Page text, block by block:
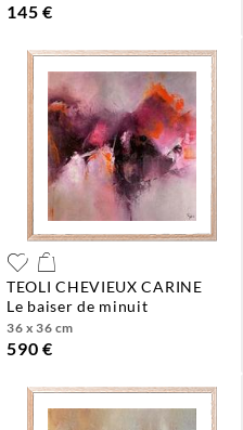
145 €
TEOLI CHEVIEUX CARINE
le baiser de minuit
36 x 36 cm
590 €